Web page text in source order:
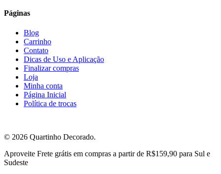
Páginas
Blog
Carrinho
Contato
Dicas de Uso e Aplicação
Finalizar compras
Loja
Minha conta
Página Inicial
Política de trocas
© 2026 Quartinho Decorado.
Close
Menu
Aproveite Frete grátis em compras a partir de R$159,90 para Sul e
Sudeste